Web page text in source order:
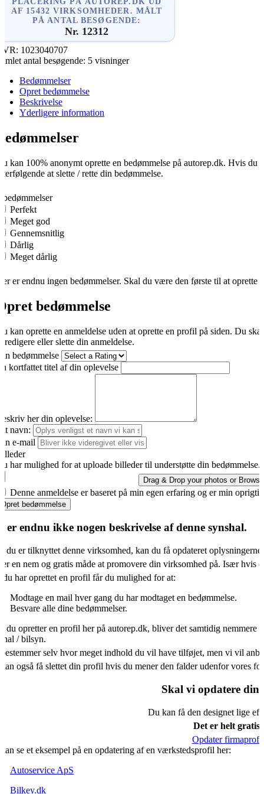
AF 15432 VIRKSOMHEDER. MÅLT
PÅ ANTAL BESØGENDE:
Nr. 12312
1023040707
antal besøgende: 5 visninger
Bedømmelser
Opret bedømmelse
Beskrivelse
Yderligere information
kan 100% anonymt oprette en bedømmelse på autorep.dk. Hvis
at slette / rette din bedømmelse.
bedømmelser
Perfekt
Meget god
Gennemsnitlig
Dårlig
Meget dårlig
er endnu ingen bedømmelser. Skal du være den første til at oprette
bedømmelse
kan oprette en anmeldelse uden at oprette en profil på siden. Du
redigere eller slette din anmeldelse.
bedømmelse
kortfattet titel af din oplevelse
her din oplevelse:
navn:
e-mail
har mulighed for at uploade billeder til understøtte din bedømmelse.
Drag & Drop your photos or Browse
Denne anmeldelse er baseret på min egen erfaring og er min
Opret bedømmelse
er endnu ikke nogen beskrivelse af denne synshal.
du er tilknyttet denne virksomhed, kan du få opdateret oplysningerne.
er en nem og gratis måde at promovere din virksomhed på. Især hvis
du har oprettet en profil får du mulighed for at:
Modtage en mail hver gang du har modtaget en bedømmelse.
Besvare alle dine bedømmelser.
du opretter en profil her på autorep.dk, bliver det samtidig nemmere
/ bilsyn.
selv hvor meget indhold du vil have tilføjet, men vi vil
også få slettet din profil hvis du mener den falder udenfor vores
Skal vi opdatere din
Du kan få den designet lige
Det er helt gratis.
Opdater firmaprofil
se et eksempel på en opdatering af en værkstedsprofil her:
Autoservice ApS
Bilkey.dk